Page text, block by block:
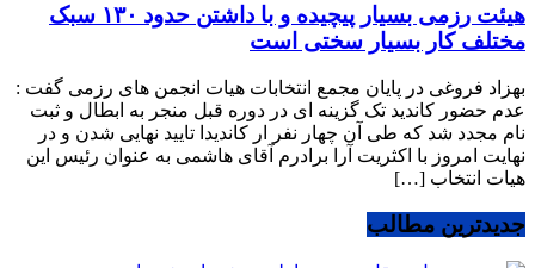
هیئت رزمی بسیار پیچیده و با داشتن حدود ۱۳۰ سبک
مختلف کار بسیار سختی است
بهزاد فروغی در پایان مجمع انتخابات هیات انجمن های رزمی گفت :
عدم حضور کاندید تک گزینه ای در دوره قبل منجر به ابطال و ثبت
نام مجدد شد که طی آن چهار نفر ار کاندیدا تایید نهایی شدن و در
نهایت امروز با اکثریت آرا برادرم آقای هاشمی به عنوان رئیس این
هیات انتخاب […]
جدیدترین مطالب